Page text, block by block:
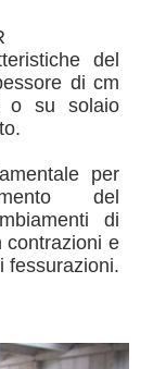
del
di cm
o su solaio
per
del
di
e
fessurazioni.